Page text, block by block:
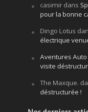
casimirdans
pour la bonne
Dingo Lotus
électrique
Aventures Auto
visite
The Maxque.
déstructurée !